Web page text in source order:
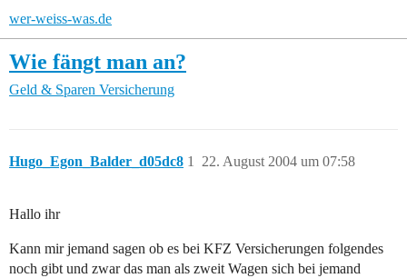
wer-weiss-was.de
Wie fängt man an?
Geld & Sparen Versicherung
Hugo_Egon_Balder_d05dc8 22. August 2004 um 07:58
1
Hallo ihr
Kann mir jemand sagen ob es bei KFZ Versicherungen folgendes
noch gibt und zwar das man als zweit Wagen sich bei jemand